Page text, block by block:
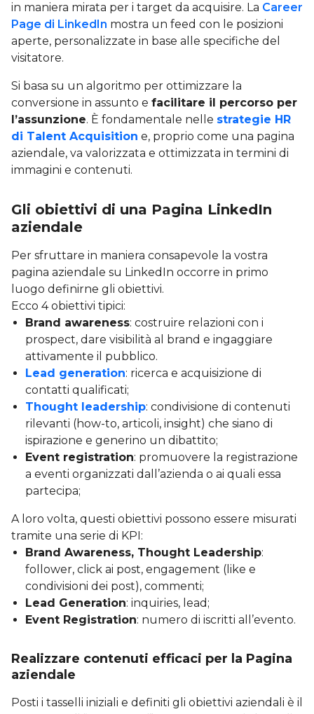
in maniera mirata per i target da acquisire. La Career
Page di LinkedIn mostra un feed con le posizioni
aperte, personalizzate in base alle specifiche del
visitatore.
Si basa su un algoritmo per ottimizzare la
conversione in assunto e facilitare il percorso per
l’assunzione. È fondamentale nelle strategie HR
di Talent Acquisition e, proprio come una pagina
aziendale, va valorizzata e ottimizzata in termini di
immagini e contenuti.
Gli obiettivi di una Pagina LinkedIn
aziendale
Per sfruttare in maniera consapevole la vostra
pagina aziendale su LinkedIn occorre in primo
luogo definirne gli obiettivi.
Ecco 4 obiettivi tipici:
Brand awareness: costruire relazioni con i
prospect, dare visibilità al brand e ingaggiare
attivamente il pubblico.
Lead generation: ricerca e acquisizione di
contatti qualificati;
Thought leadership: condivisione di contenuti
rilevanti (how-to, articoli, insight) che siano di
ispirazione e generino un dibattito;
Event registration: promuovere la registrazione
a eventi organizzati dall’azienda o ai quali essa
partecipa;
A loro volta, questi obiettivi possono essere misurati
tramite una serie di KPI:
Brand Awareness, Thought Leadership:
follower, click ai post, engagement (like e
condivisioni dei post), commenti;
Lead Generation: inquiries, lead;
Event Registration: numero di iscritti all’evento.
Realizzare contenuti efficaci per la Pagina
aziendale
Posti i tasselli iniziali e definiti gli obiettivi aziendali è il